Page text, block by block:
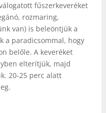
fűszerkeveréket
rozmaring,
van) is beleöntjük a
a paradicsommal, hogy
belőle. A keveréket
elterítjük, majd
20-25 perc alatt